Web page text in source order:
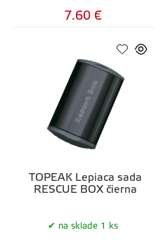
7.60 €
TOPEAK Lepiaca sada
RESCUE BOX čierna
na sklade 1 ks